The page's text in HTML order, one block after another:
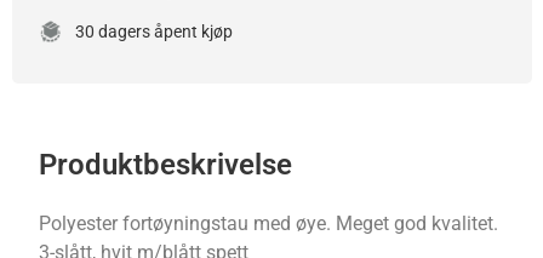
30 dagers åpent kjøp
Produktbeskrivelse
Polyester fortøyningstau med øye. Meget god kvalitet.
3-slått, hvit m/blått spett